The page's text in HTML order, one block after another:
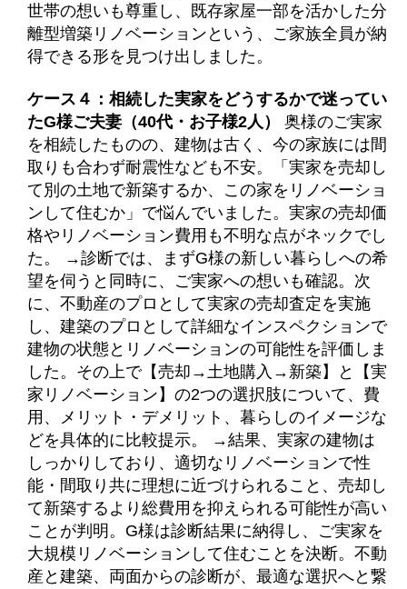
世帯の想いも尊重し、既存家屋一部を活かした分
離型増築リノベーションという、ご家族全員が納
得できる形を見つけ出しました。
ケース４：相続した実家をどうするかで迷ってい
たG様ご夫妻（40代・お子様2人）
奥様のご実家
を相続したものの、建物は古く、今の家族には間
取りも合わず耐震性なども不安。「実家を売却し
て別の土地で新築するか、この家をリノベーショ
ンして住むか」で悩んでいました。実家の売却価
格やリノベーション費用も不明な点がネックでし
た。 →診断では、まずG様の新しい暮らしへの希
望を伺うと同時に、ご実家への想いも確認。次
に、不動産のプロとして実家の売却査定を実施
し、建築のプロとして詳細なインスペクションで
建物の状態とリノベーションの可能性を評価しま
した。その上で【売却→土地購入→新築】と【実
家リノベーション】の2つの選択肢について、費
用、メリット・デメリット、暮らしのイメージな
どを具体的に比較提示。 →結果、実家の建物は
しっかりしており、適切なリノベーションで性
能・間取り共に理想に近づけられること、売却し
て新築するより総費用を抑えられる可能性が高い
ことが判明。G様は診断結果に納得し、ご実家を
大規模リノベーションして住むことを決断。不動
産と建築、両面からの診断が、最適な選択へと繋